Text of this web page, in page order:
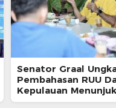
Senator Graal
Pembahasan RUU
Kepulauan
Progres Positif